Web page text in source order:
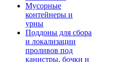
Мусорные
контейнеры и
урны
Поддоны для сбора
и локализации
проливов под
канистры, бочки и